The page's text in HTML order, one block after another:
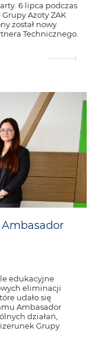
6 lipca podczas
Azoty ZAK
został nowy
Technicznego.
edukacyjne
eliminacji
udało się
Ambasador
działań,
Grupy